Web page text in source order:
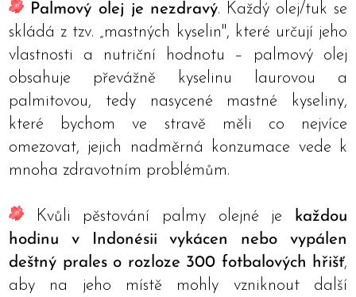
Palmový olej je nezdravý. Každý olej/tuk se
skládá z tzv. „mastných kyselin", které určují jeho
vlastnosti a nutriční hodnotu – palmový olej
obsahuje převážně kyselinu laurovou a
palmitovou, tedy nasycené mastné kyseliny,
které bychom ve stravě měli co nejvíce
omezovat, jejich nadměrná konzumace vede k
mnoha zdravotním problémům.
Kvůli pěstování palmy olejné je
každou
hodinu v Indonésii vykácen nebo vypálen
deštný prales o rozloze 300 fotbalových hřišť,
aby na jeho místě mohly vzniknout další